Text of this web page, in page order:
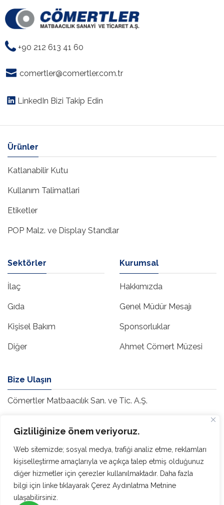
Gizliliğinize önem veriyoruz.
Web sitemizde; sosyal medya, trafiği analiz etme, reklamları
kişiselleştirme amaçlarıyla ve açıkça talep etmiş olduğunuz
diğer hizmetler için çerezler kullanılmaktadır. Daha fazla
bilgi için linke tıklayarak Çerez Aydınlatma Metnine
ulaşabilirsiniz.
+90 212 613 41 60
comertler@comertler.com.tr
LinkedIn Bizi Takip Edin
Ürünler
Katlanabilir Kutu
Kullanım Talimatlari
Etiketler
POP Malz. ve Display Standlar
Sektörler
İlaç
Gıda
Kişisel Bakım
Diğer
Kurumsal
Hakkımızda
Genel Müdür Mesajı
Sponsorluklar
Ahmet Cömert Müzesi
Bize Ulaşın
Cömertler Matbaacılık San. ve Tic. A.Ş.
Kıraç / Esenyurt – İstanbul
Tel.: +90 212 613 41 60 PBX